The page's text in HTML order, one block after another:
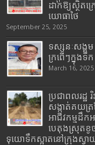
ដាក់ឱ្យស្ថិត
យោធាថៃ
September 25, 2025
ទស្សនៈសង្គ
ក្រពើៗក្នុងទឹក
March 16, 2025
ប្រជាពលរដ្ឋ រិ
សង្កាត់គយត្រ
អាជីវកម្មដឹក
បេតុងស្រុតខូ
ទុយោទឹកស្អាតនៅក្រុងស្វា